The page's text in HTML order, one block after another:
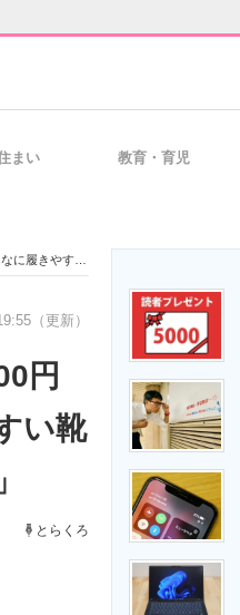
経営リーダーのコミュニティ
製造業のIT導入・活用を支援
エネルギーの専門メディア
まい 教育・育児
日に2足目を注文」
（更新）
円
い靴
とらくろ